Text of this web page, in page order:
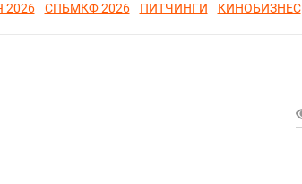
2026 СПБМКФ 2026 ПИТЧИНГИ КИНОБИЗНЕС